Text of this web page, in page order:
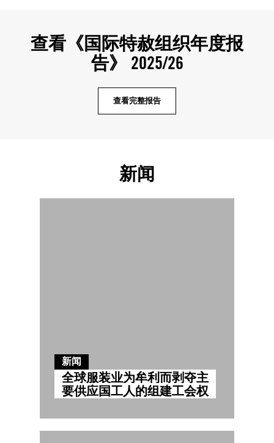
查看《国际特赦组织年度报
告》 2025/26
查看完整报告
新闻
新闻
全球服装业为牟利而剥夺主
要供应国工人的组建工会权